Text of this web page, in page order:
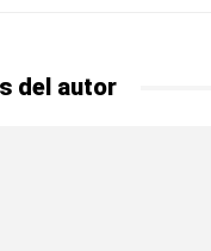
del autor